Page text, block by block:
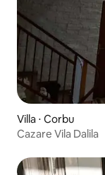
Villa ⋅ Corbu
Cazare Vila Dalila